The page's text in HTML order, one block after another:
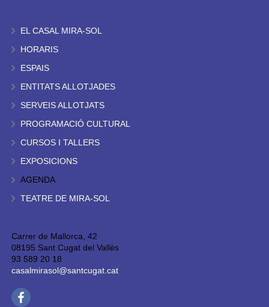
EL CASAL MIRA-SOL
HORARIS
ESPAIS
ENTITATS ALLOTJADES
SERVEIS ALLOTJATS
PROGRAMACIÓ CULTURAL
CURSOS I TALLERS
EXPOSICIONS
AGENDA
TEATRE DE MIRA-SOL
Carrer de Mallorca, 42
08195 Sant Cugat del Vallès
93 589 20 18
casalmirasol@santcugat.cat